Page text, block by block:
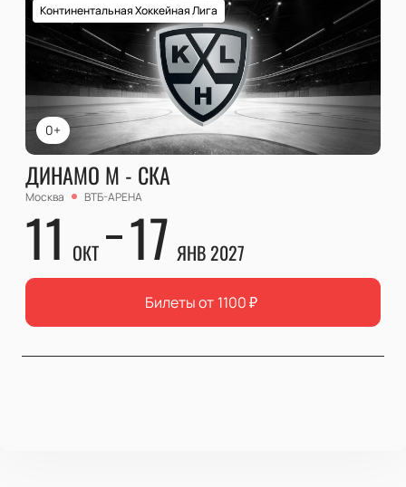
0+
Континентальная Хоккейная Лига
ДИНАМО М - СКА
Москва ВТБ-АРЕНА
11 ОКТ 17 ЯНВ 2027
Билеты от 1100₽